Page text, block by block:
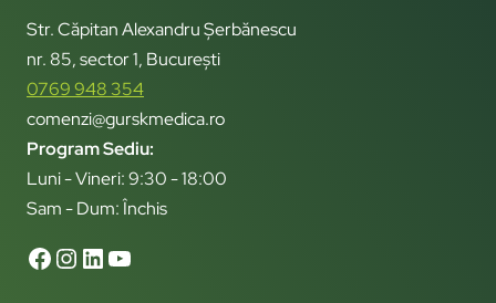
Str. Căpitan Alexandru Șerbănescu
nr. 85, sector 1, București
0769 948 354
comenzi@gurskmedica.ro
Program Sediu:
Luni - Vineri: 9:30 - 18:00
Sam - Dum: Închis